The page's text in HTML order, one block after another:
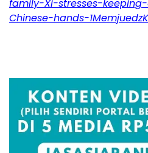
family-Xi-stresses-
Chinese-hands-